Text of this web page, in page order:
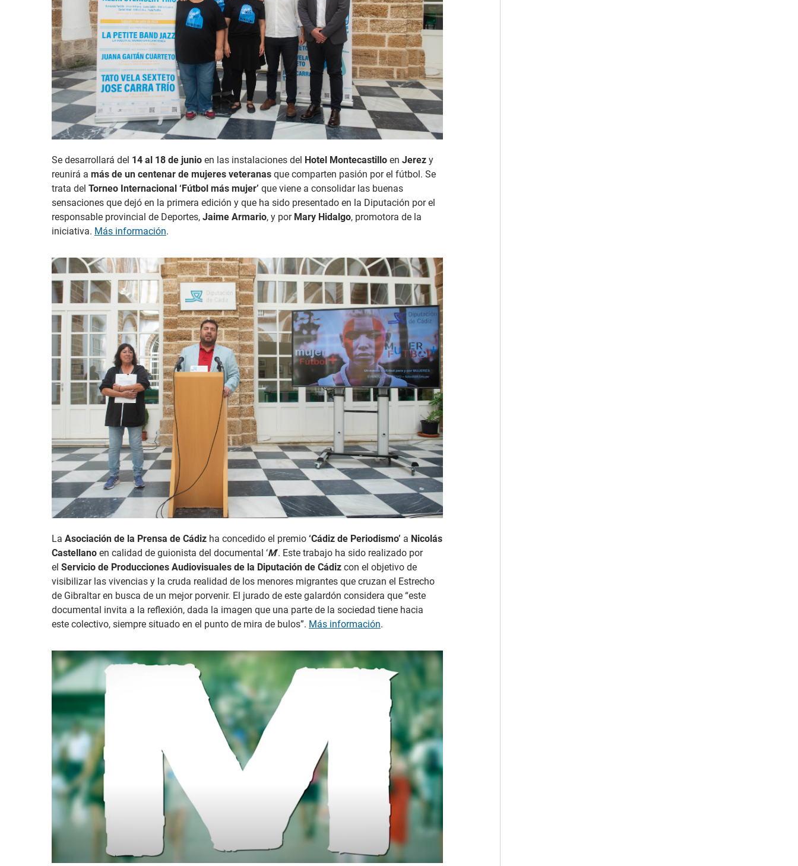
Se desarrollará del 14 al 18 de junio en las instalaciones del Hotel Montecastillo en Jerez y
reunirá a más de un centenar de mujeres veteranas que comparten pasión por el fútbol. Se
trata del Torneo Internacional ‘Fútbol más mujer’ que viene a consolidar las buenas
sensaciones que dejó en la primera edición y que ha sido presentado en la Diputación por el
responsable provincial de Deportes, Jaime Armario, y porMary Hidalgo, promotora de la
iniciativa. Más información.
La Asociación de la Prensa de Cádiz ha concedido el premio ‘Cádiz de Periodismo’ a Nicolás
Castellano en calidad de guionista del documental ‘M’. Este trabajo ha sido realizado por
el Servicio de Producciones Audiovisuales de la Diputación de Cádiz con el objetivo de
visibilizar las vivencias y la cruda realidad de los menores migrantes que cruzan el Estrecho
de Gibraltar en busca de un mejor porvenir. El jurado de este galardón considera que “este
documental invita a la reflexión, dada la imagen que una parte de la sociedad tiene hacia
este colectivo, siempre situado en el punto de mira de bulos”. Más información.